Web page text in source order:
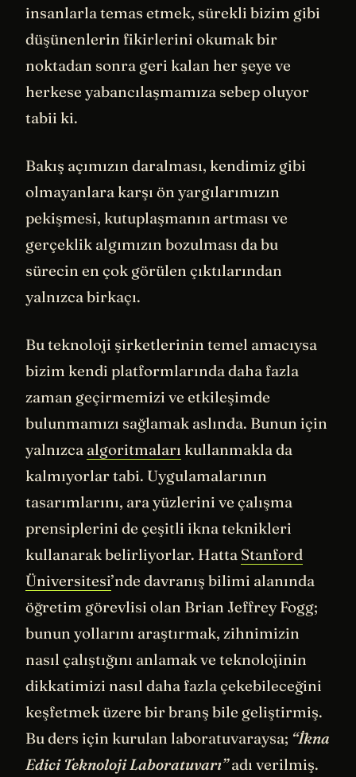
insanlarla temas etmek, sürekli bizim gibi
düşünenlerin fikirlerini okumak bir
noktadan sonra geri kalan her şeye ve
herkese yabancılaşmamıza sebep oluyor
tabii ki.
Bakış açımızın daralması, kendimiz gibi
olmayanlara karşı ön yargılarımızın
pekişmesi, kutuplaşmanın artması ve
gerçeklik algımızın bozulması da bu
sürecin en çok görülen çıktılarından
yalnızca birkaçı.
Bu teknoloji şirketlerinin temel amacıysa
bizim kendi platformlarında daha fazla
zaman geçirmemizi ve etkileşimde
bulunmamızı sağlamak aslında. Bunun için
yalnızca algoritmaları kullanmakla da
kalmıyorlar tabi. Uygulamalarının
tasarımlarını, ara yüzlerini ve çalışma
prensiplerini de çeşitli ikna teknikleri
kullanarak belirliyorlar. Hatta Stanford
Üniversitesi’nde davranış bilimi alanında
öğretim görevlisi olan Brian Jeffrey Fogg;
bunun yollarını araştırmak, zihnimizin
nasıl çalıştığını anlamak ve teknolojinin
dikkatimizi nasıl daha fazla çekebileceğini
keşfetmek üzere bir branş bile geliştirmiş.
Bu ders için kurulan laboratuvaraysa; “İkna
Edici Teknoloji Laboratuvarı”adı verilmiş.